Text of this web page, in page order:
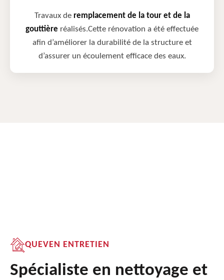
Travaux de remplacement de la tour et de la
gouttière réalisés.Cette rénovation a été effectuée
afin d’améliorer la durabilité de la structure et
d’assurer un écoulement efficace des eaux.
QUEVEN ENTRETIEN
Spécialiste en nettoyage et